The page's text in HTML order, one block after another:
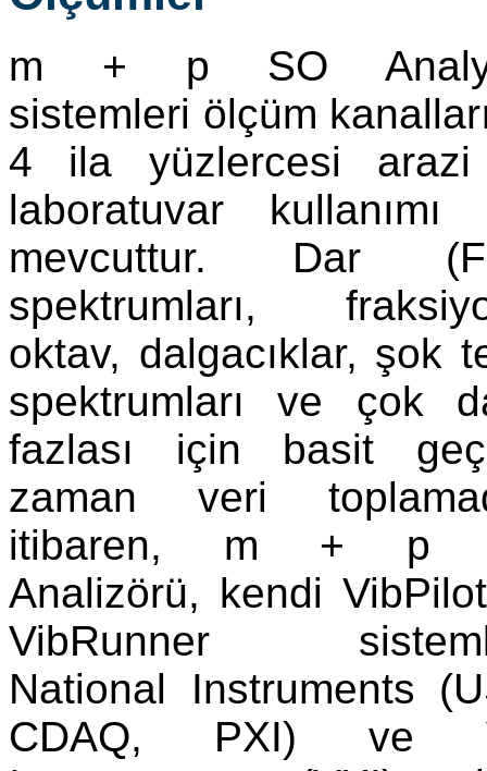
m + p SO
sistemleri ölçüm
4 ila yüzlercesi
laboratuvar kullanımı
mevcuttur. Dar
spektrumları,
oktav, dalgacıklar, şok
spektrumları ve çok
fazlası için basit
zaman veri
itibaren, m + p
Analizörü, kendi
VibRunner
National Instruments
CDAQ, PXI) ve